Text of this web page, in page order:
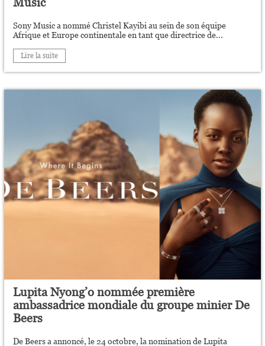
Sony Music a nommé Christel Kayibi au sein de son équipe
Afrique et Europe continentale en tant que directrice de...
Lire la suite
Lupita Nyong’o nommée première
ambassadrice mondiale du groupe minier De
Beers
De Beers a annoncé, le 24 octobre, la nomination de Lupita